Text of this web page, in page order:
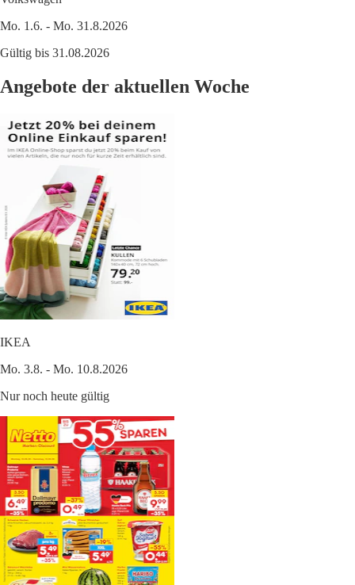
Mo. 1.6. - Mo. 31.8.2026
Gültig bis 31.08.2026
Angebote der aktuellen Woche
IKEA
Mo. 3.8. - Mo. 10.8.2026
Nur noch heute gültig